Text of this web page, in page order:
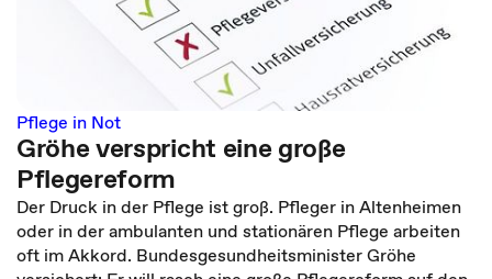
Pflege in Not
Gröhe verspricht eine große
Pflegereform
Der Druck in der Pflege ist groß. Pfleger in Altenheimen
oder in der ambulanten und stationären Pflege arbeiten
oft im Akkord. Bundesgesundheitsminister Gröhe